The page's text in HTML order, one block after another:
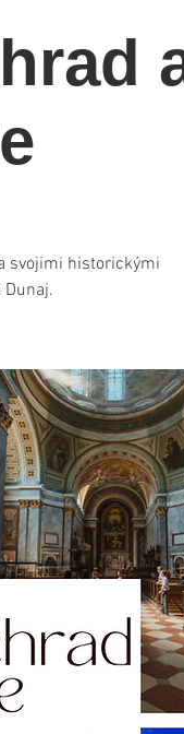
svojimi historickými